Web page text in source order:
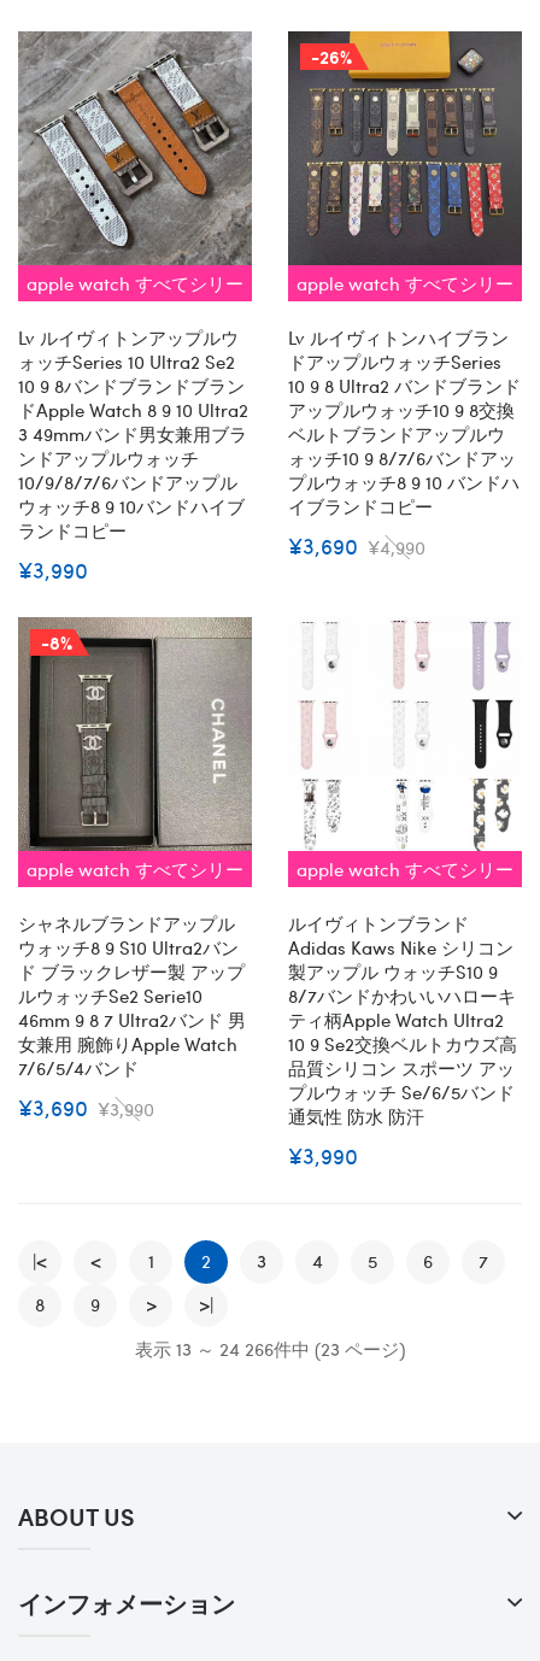
apple watch すべてシリー
Lv ルイヴィトンアップルウ
ォッチseries 10 Ultra2 Se2
10 9 8バンドブランドブラン
ドapple Watch 8 9 10 Ultra2
3 49mmバンド男女兼用ブラ
ンドアップルウォッチ
10/9/8/7/6バンドアップル
ウォッチ8 9 10バンドハイブ
ランドコピー
¥3,990
-26%
apple watch すべてシリー
Lv ルイヴィトンハイブラン
ドアップルウォッチseries
10 9 8 Ultra2 バンドブランド
アップルウォッチ10 9 8交換
ベルトブランドアップルウ
ォッチ10 9 8/7/6バンドアッ
プルウォッチ8 9 10 バンドハ
イブランドコピー
¥3,690 ¥4,990
-8%
apple watch すべてシリー
シャネルブランドアップル
ウォッチ8 9 S10 Ultra2バン
ド ブラックレザー製 アップ
ルウォッチse2 Serie10
46mm 9 8 7 Ultra2バンド 男
女兼用 腕飾りapple Watch
7/6/5/4バンド
¥3,690 ¥3,990
apple watch すべてシリー
ルイヴィトンブランド
Adidas Kaws Nike シリコン
製アップル ウォッチs10 9
8/7バンドかわいいハローキ
ティ柄Apple Watch Ultra2
10 9 Se2交換ベルトカウズ高
品質シリコン スポーツ アッ
プルウォッチ Se/6/5バンド
通気性 防水 防汗
¥3,990
|< < 1 2 3 4 5 6
7
8
9 >
>|
表示 13 ～ 24 266件中 (23 ページ)
ABOUT US
インフォメーション